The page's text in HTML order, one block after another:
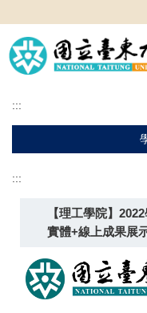
到
主
要
區
:::
2025學生學習成果展
2023學生學習成果展
:::
【理工學院】
實體+線上成果展